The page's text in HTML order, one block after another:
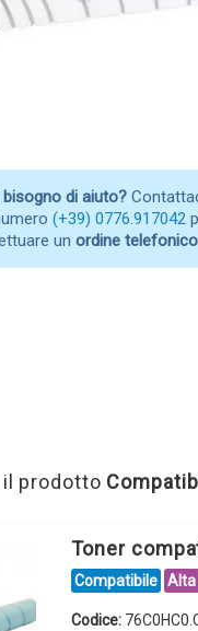
bisogno di aiuto?
(+39) 0776.917042
un ordine telefonico
il prodotto
Toner
Compatibile Alta
Codice: